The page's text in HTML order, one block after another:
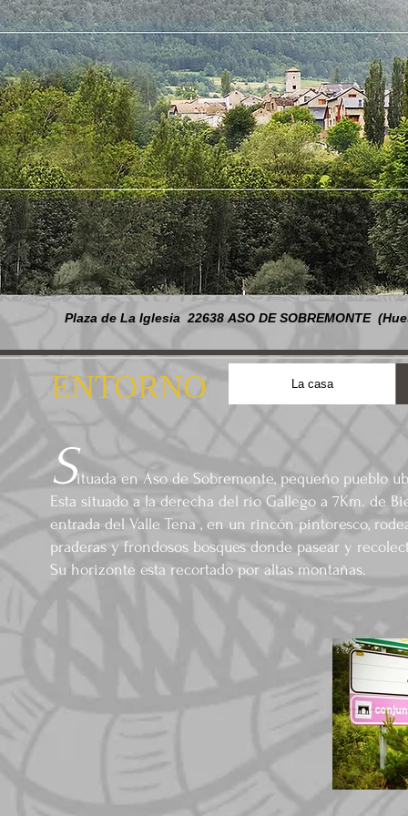
La casa
Situada en Aso de Sobremonte, pequeño pueblo
Esta situado a la derecha del río Gallego a 7Km. de
entrada del Valle Tena , en un rincón pintoresco,
praderas y frondosos bosques donde pasear y
Su horizonte esta recortado por altas montañas.
ENTORNO
Plaza de La Iglesia 22638 ASO DE SOBREMONTE